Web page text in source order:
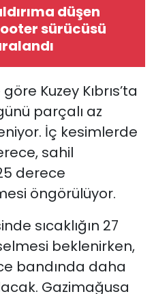
düşen
sürücüsü
Kuzey Kıbrıs’ta
parçalı az
İç kesimlerde
sahil
derece
öngörülüyor.
sıcaklığın 27
beklenirken,
bandında daha
Gazimağusa